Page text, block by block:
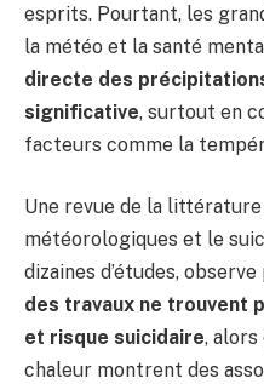
esprits. Pourtant, les
la météo et la santé
directe des
significative, surtout en
facteurs comme la
Une revue de la
météorologiques et le
dizaines d’études,
des travaux ne trouvent
et risque suicidaire,
chaleur montrent des